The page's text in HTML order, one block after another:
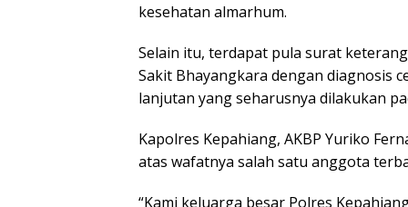
kesehatan almarhum.
Selain itu, terdapat pula surat
Sakit Bhayangkara dengan diagnosis
lanjutan yang seharusnya dilakukan
Kapolres Kepahiang, AKBP Yuriko
atas wafatnya salah satu anggota
“Kami keluarga besar Polres